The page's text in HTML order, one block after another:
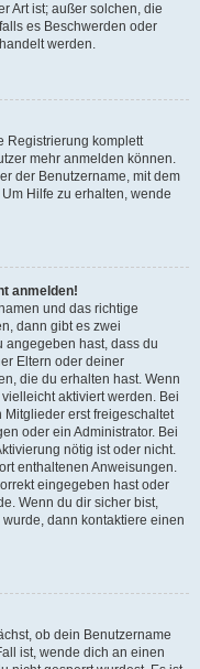
Art ist; außer solchen, die
es Beschwerden oder
werden.
Registrierung komplett
mehr anmelden können.
der Benutzername, mit dem
Hilfe zu erhalten, wende
anmelden!
und das richtige
dann gibt es zwei
angegeben hast, dass du
Eltern oder deiner
die du erhalten hast. Wenn
aktiviert werden. Bei
erst freigeschaltet
oder ein Administrator. Bei
nötig ist oder nicht.
enthaltenen Anweisungen.
eingegeben hast oder
Wenn du dir sicher bist,
dann kontaktiere einen
ob dein Benutzername
ist, wende dich an einen